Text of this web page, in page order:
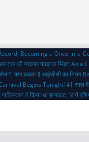
Becoming a Once-in-a-
तक की यादगार फाइनल भिंड़तAsia
क्या कहता है आईसीसी का नियम
Begins Tonight! 41 साल में
ने किया था बायकाट, जानें